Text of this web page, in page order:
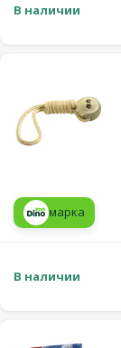
В наличии
марка
В наличии